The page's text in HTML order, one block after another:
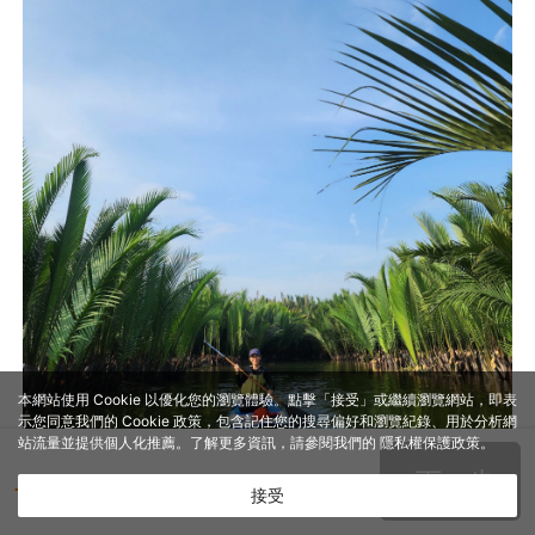
本網站使用 Cookie 以優化您的瀏覽體驗。點擊「接受」或繼續瀏覽網站，即表
示您同意我們的 Cookie 政策，包含記住您的搜尋偏好和瀏覽紀錄、用於分析網
站流量並提供個人化推薦。了解更多資訊，請參閱我們的 隱私權保護政策。
接受